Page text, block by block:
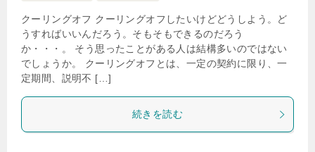
クーリングオフ クーリングオフしたいけどどうしよう。ど
うすればいいんだろう。そもそもできるのだろう
か・・・。 そう思ったことがある人は結構多いのではない
でしょうか。 クーリングオフとは、一定の契約に限り、一
定期間、説明不 […]
続きを読む